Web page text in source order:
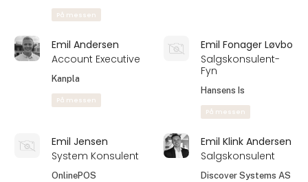
På messen
Emil Andersen
Account Executive
Kanpla
På messen
Emil Fonager Løvbo
Salgskonsulent-
Fyn
Hansens Is
På messen
Emil Jensen
System Konsulent
OnlinePOS
Emil Klink Andersen
Salgskonsulent
Discover Systems AS